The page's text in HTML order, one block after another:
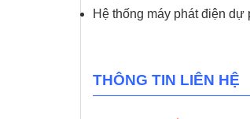
Hệ thống máy phát điện dự
THÔNG TIN LIÊN HỆ